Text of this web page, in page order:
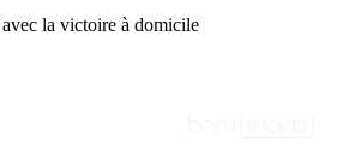
la victoire à domicile